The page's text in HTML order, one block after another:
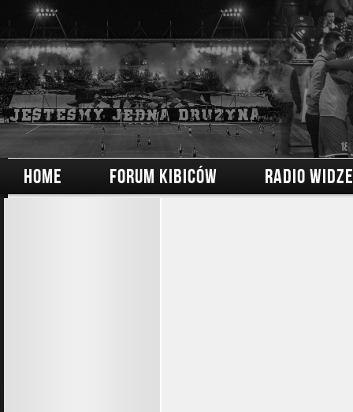
HOME FORUM KIBICÓW RADIO